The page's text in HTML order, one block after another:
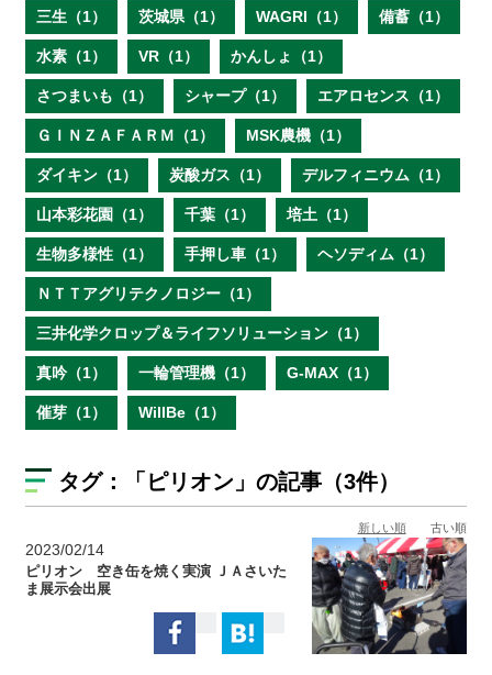
三生（1） 茨城県（1） WAGRI（1） 備蓄（1）
水素（1） VR（1） かんしょ（1）
さつまいも（1） シャープ（1） エアロセンス（1）
ＧＩＮＺＡＦＡＲＭ（1） MSK農機（1）
ダイキン（1） 炭酸ガス（1） デルフィニウム（1）
山本彩花園（1） 千葉（1） 培土（1）
生物多様性（1） 手押し車（1） ヘソディム（1）
ＮＴＴアグリテクノロジー（1）
三井化学クロップ＆ライフソリューション（1）
真吟（1） 一輪管理機（1） G-MAX（1）
催芽（1） WillBe（1）
タグ： 「ピリオン」の記事（3件）
新しい順 古い順
2023/02/14
ピリオン 空き缶を焼く実演 ＪＡさいた
ま展示会出展